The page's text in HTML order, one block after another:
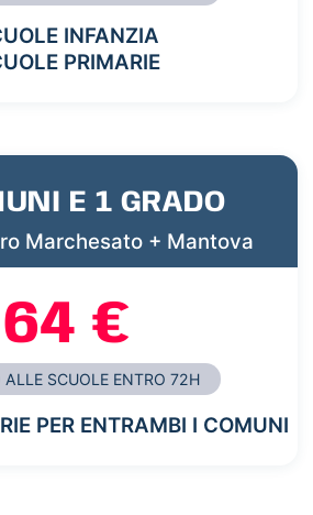
INFANZIA
PRIMARIE
E 1 GRADO
Marchesato + Mantova
64 €
ALLE SCUOLE ENTRO 72H
PER ENTRAMBI I COMUNI